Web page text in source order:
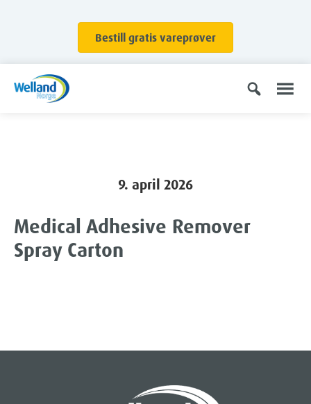
Bestill gratis vareprøver
9. april 2026
Medical Adhesive Remover
Spray Carton